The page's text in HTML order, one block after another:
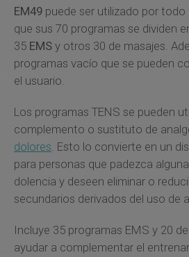
EM49 puede ser utilizado por todo
que sus 70 programas se dividen
35 EMS y otros 30 de masajes.
programas vacío que se pueden
el usuario.
Los programas TENS se pueden
complemento o sustituto de
dolores. Esto lo convierte en un
para personas que padezca
dolencia y deseen eliminar o
secundarios derivados del uso de
Incluye 35 programas EMS y 20
ayudar a complementar el